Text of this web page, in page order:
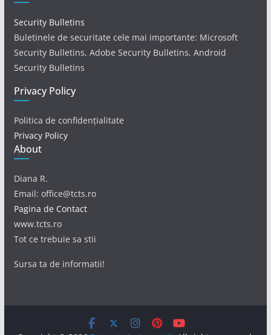
Security Bulletins
Buletinele de securitate cele mai importante: Microsoft
Security Bulletins, Adobe Security Bulletins, Android
Security Bulletins
Privacy Policy
Politica de confidențialitate
Privacy Policy
About
Diana R.
Email: office@tcts.ro
Pagina de Contact
www.tcts.ro
Tot ce trebuie sa stii
Sursa ta de informatii!